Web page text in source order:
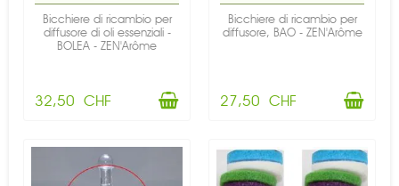
Bicchiere di ricambio per
diffusore di oli essenziali -
BOLEA - ZEN'Arôme
32,50 CHF
Bicchiere di ricambio per
diffusore, BAO - ZEN'Arôme
27,50 CHF